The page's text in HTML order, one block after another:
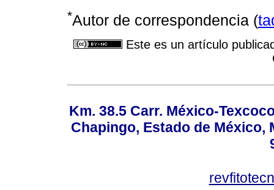
*Autor de correspondencia (
Este es un artículo
Km. 38.5 Carr. México-
Chapingo, Estado de México,